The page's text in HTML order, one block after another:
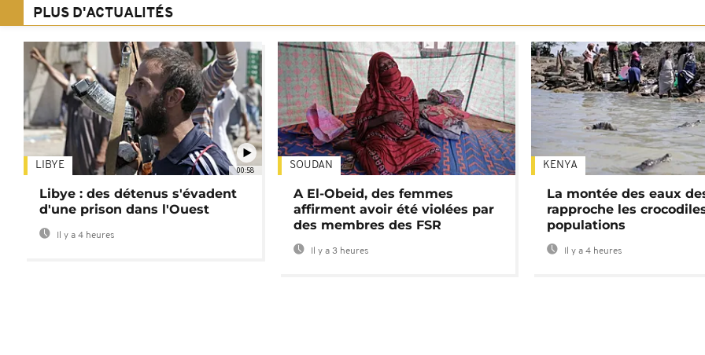
PLUS D'ACTUALITÉS
00:58
LIBYE
Libye : des détenus s'évadent
d'une prison dans l'Ouest
Il y a 4 heures
SOUDAN
A El-Obeid, des femmes
affirment avoir été violées par
des membres des FSR
Il y a 3 heures
KENYA
La montée des eaux
rapproche les
populations
Il y a 4 heures